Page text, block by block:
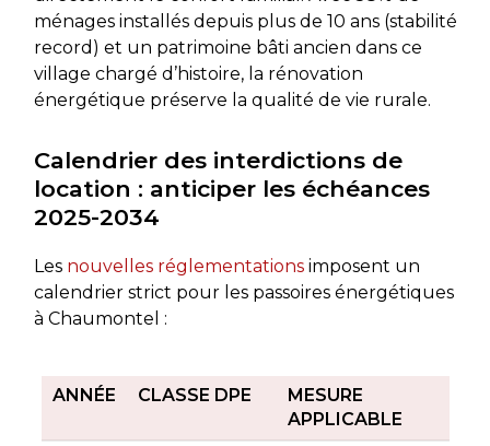
ménages installés depuis plus de 10 ans (stabilité
record) et un patrimoine bâti ancien dans ce
village chargé d’histoire, la rénovation
énergétique préserve la qualité de vie rurale.
Calendrier des interdictions de
location : anticiper les échéances
2025-2034
Les nouvelles réglementationsimposent un
calendrier strict pour les passoires énergétiques
à Chaumontel :
ANNÉE CLASSE DPE
MESURE
APPLICABLE